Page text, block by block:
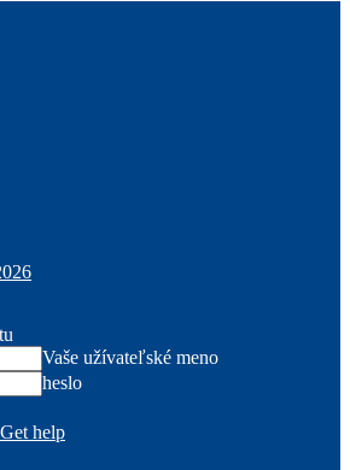
Vaše užívateľské meno
heslo
help